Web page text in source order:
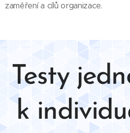
zaměření a cílů organizace.
Testy
k